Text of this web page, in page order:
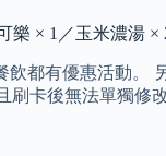
× 1／玉米濃湯 ×
都有優惠活動。
刷卡後無法單獨修